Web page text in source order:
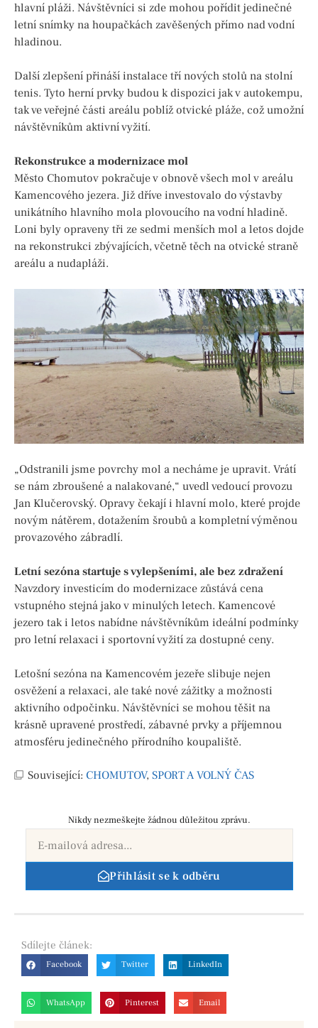
hlavní pláži. Návštěvníci si zde mohou pořídit jedinečné
letní snímky na houpačkách zavěšených přímo nad vodní
hladinou.
Další zlepšení přináší instalace tří nových stolů na stolní
tenis. Tyto herní prvky budou k dispozici jak v autokempu,
tak ve veřejné části areálu poblíž otvické pláže, což umožní
návštěvníkům aktivní vyžití.
Rekonstrukce a modernizace mol
Město Chomutov pokračuje v obnově všech mol v areálu
Kamencového jezera. Již dříve investovalo do výstavby
unikátního hlavního mola plovoucího na vodní hladině.
Loni byly opraveny tři ze sedmi menších mol a letos dojde
na rekonstrukci zbývajících, včetně těch na otvické straně
areálu a nudapláži.
„Odstranili jsme povrchy mol a necháme je upravit. Vrátí
se nám zbroušené a nalakované,“ uvedl vedoucí provozu
Jan Klučerovský. Opravy čekají i hlavní molo, které projde
novým nátěrem, dotažením šroubů a kompletní výměnou
provazového zábradlí.
Letní sezóna startuje s vylepšeními, ale bez zdražení
Navzdory investicím do modernizace zůstává cena
vstupného stejná jako v minulých letech. Kamencové
jezero tak i letos nabídne návštěvníkům ideální podmínky
pro letní relaxaci i sportovní vyžití za dostupné ceny.
Letošní sezóna na Kamencovém jezeře slibuje nejen
osvěžení a relaxaci, ale také nové zážitky a možnosti
aktivního odpočinku. Návštěvníci se mohou těšit na
krásně upravené prostředí, zábavné prvky a příjemnou
atmosféru jedinečného přírodního koupaliště.
Související: CHOMUTOV, SPORT A VOLNÝ ČAS
Nikdy nezmeškejte žádnou důležitou zprávu.
Přihlásit se k odběru
Sdílejte článek:
Facebook Twitter LinkedIn
WhatsApp Pinterest Email